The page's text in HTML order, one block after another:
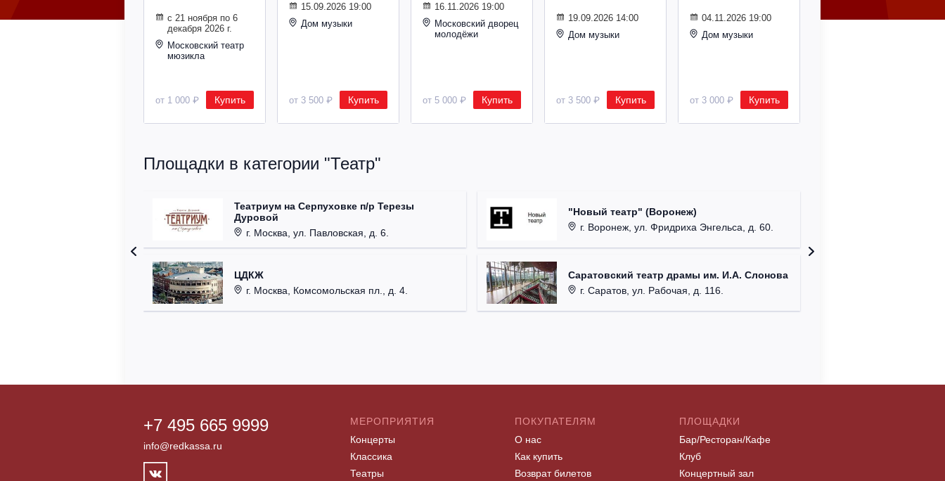
с 21 ноября по 6
декабря 2026 г.
Московский театр
мюзикла
от 1 000 ₽ Купить
15.09.2026 19:00
Дом музыки
от 3 500 ₽ Купить
16.11.2026 19:00
Московский дворец
молодёжи
от 5 000 ₽ Купить
19.09.2026 14:00
Дом музыки
от 3 500 ₽ Купить
04.11.2026 19:00
Дом музыки
от 3 000 ₽ Купить
Площадки в категории "Театр"
Театриум на Серпуховке п/р Терезы
Дуровой
г. Москва, ул. Павловская, д. 6.
ЦДКЖ
г. Москва, Комсомольская пл., д. 4.
"Новый театр" (Воронеж)
г. Воронеж, ул. Фридриха Энгельса, д. 60.
Саратовский театр драмы им. И.А. Слонова
г. Саратов, ул. Рабочая, д. 116.
+7 495 665 9999
info@redkassa.ru
МЕРОПРИЯТИЯ
Концерты
Классика
Театры
ПОКУПАТЕЛЯМ
О нас
Как купить
Возврат билетов
ПЛОЩАДКИ
Бар/Ресторан/Кафе
Клуб
Концертный зал